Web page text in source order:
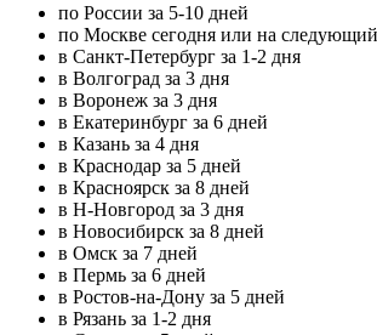
по России за 5-10 дней
по Москве сегодня или на
в Санкт-Петербург за 1-2 дня
в Волгоград за 3 дня
в Воронеж за 3 дня
в Екатеринбург за 6 дней
в Казань за 4 дня
в Краснодар за 5 дней
в Красноярск за 8 дней
в Н-Новгород за 3 дня
в Новосибирск за 8 дней
в Омск за 7 дней
в Пермь за 6 дней
в Ростов-на-Дону за 5 дней
в Рязань за 1-2 дня